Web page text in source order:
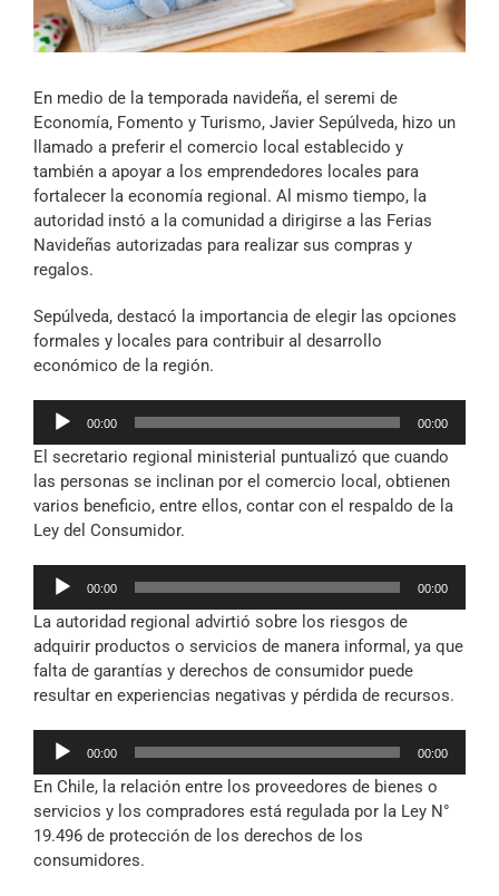
Archivo Sonoro
En medio de la temporada navideña, el seremi de
Economía, Fomento y Turismo, Javier Sepúlveda, hizo un
llamado a preferir el comercio local establecido y
también a apoyar a los emprendedores locales para
fortalecer la economía regional. Al mismo tiempo, la
autoridad instó a la comunidad a dirigirse a las Ferias
Navideñas autorizadas para realizar sus compras y
regalos.
Sepúlveda, destacó la importancia de elegir las opciones
formales y locales para contribuir al desarrollo
económico de la región.
Reproductor
audio
00:00 00:00
El secretario regional ministerial puntualizó que cuando
las personas se inclinan por el comercio local, obtienen
varios beneficio, entre ellos, contar con el respaldo de la
Ley del Consumidor.
Reproductor
audio
00:00 00:00
La autoridad regional advirtió sobre los riesgos de
adquirir productos o servicios de manera informal, ya que
falta de garantías y derechos de consumidor puede
resultar en experiencias negativas y pérdida de recursos.
Reproductor
audio
00:00 00:00
En Chile, la relación entre los proveedores de bienes o
servicios y los compradores está regulada por la Ley N°
19.496 de protección de los derechos de los
consumidores.